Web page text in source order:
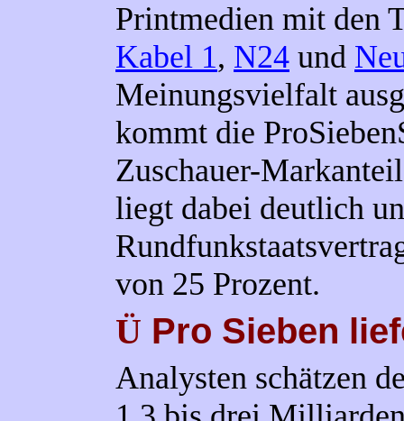
Printmedien mit den
Kabel 1, N24 und
Meinungsvielfalt
kommt die
Zuschauer-
liegt dabei deutlich
von 25 Prozent.
Ü Pro Sieben
Analysten schätzen